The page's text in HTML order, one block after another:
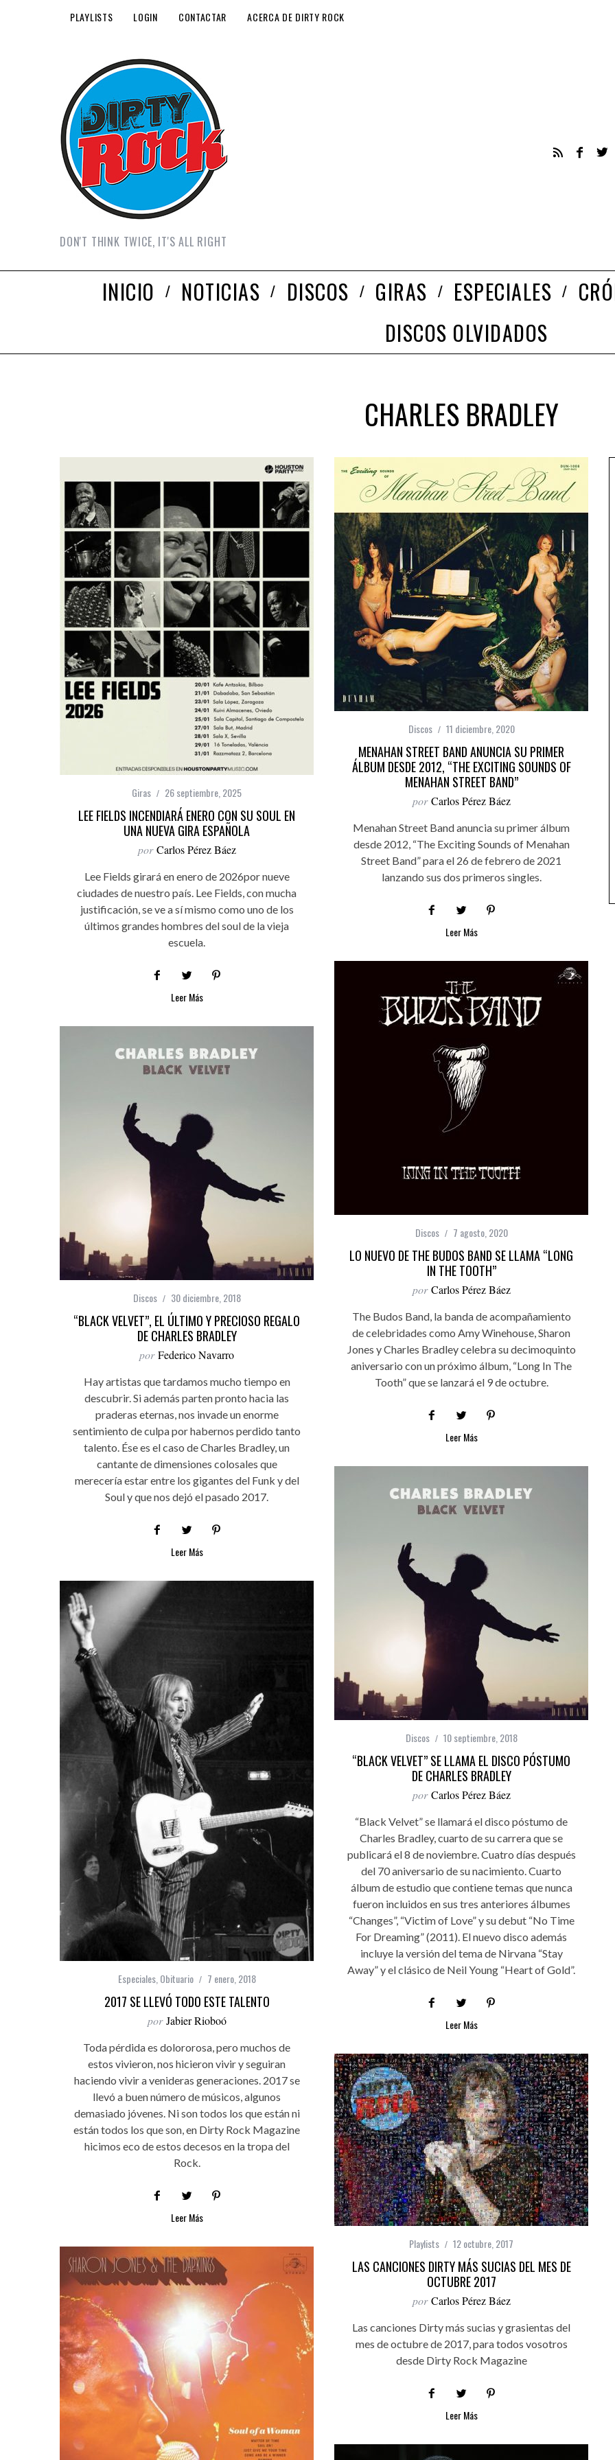
PLAYLISTS LOGIN CONTACTAR ACERCA DE DIRTY ROCK
DON'T THINK TWICE, IT'S ALL RIGHT
INICIO NOTICIAS DISCOS GIRAS ESPECIALES
DISCOS OLVIDADOS
CHARLES BRADLEY
Giras 26 septiembre, 2025
LEE FIELDS INCENDIARÁ ENERO CON SU SOUL EN
UNA NUEVA GIRA ESPAÑOLA
por Carlos Pérez Báez
Lee Fields girará en enero de 2026por nueve
ciudades de nuestro país. Lee Fields, con mucha
justificación, se ve a sí mismo como uno de los
últimos grandes hombres del soul de la vieja
escuela.
Leer Más
Discos 11 diciembre, 2020
MENAHAN STREET BAND ANUNCIA SU PRIMER
ÁLBUM DESDE 2012, “THE EXCITING SOUNDS OF
MENAHAN STREET BAND”
por Carlos Pérez Báez
Menahan Street Band anuncia su primer álbum
desde 2012, “The Exciting Sounds of Menahan
Street Band” para el 26 de febrero de 2021
lanzando sus dos primeros singles.
Leer Más
Discos 7 agosto, 2020
LO NUEVO DE THE BUDOS BAND SE LLAMA “LONG
IN THE TOOTH”
por Carlos Pérez Báez
The Budos Band, la banda de acompañamiento
de celebridades como Amy Winehouse, Sharon
Jones y Charles Bradley celebra su decimoquinto
aniversario con un próximo álbum, “Long In The
Tooth” que se lanzará el 9 de octubre.
Leer Más
Discos 30 diciembre, 2018
“BLACK VELVET”, EL ÚLTIMO Y PRECIOSO REGALO
DE CHARLES BRADLEY
por Federico Navarro
Hay artistas que tardamos mucho tiempo en
descubrir. Si además parten pronto hacia las
praderas eternas, nos invade un enorme
sentimiento de culpa por habernos perdido tanto
talento. Ése es el caso de Charles Bradley, un
cantante de dimensiones colosales que
merecería estar entre los gigantes del Funk y del
Soul y que nos dejó el pasado 2017.
Leer Más
Discos 10 septiembre, 2018
“BLACK VELVET” SE LLAMA EL DISCO PÓSTUMO
DE CHARLES BRADLEY
por Carlos Pérez Báez
“Black Velvet” se llamará el disco póstumo de
Charles Bradley, cuarto de su carrera que se
publicará el 8 de noviembre. Cuatro días después
del 70 aniversario de su nacimiento. Cuarto
álbum de estudio que contiene temas que nunca
fueron incluidos en sus tres anteriores álbumes
“Changes”, “Victim of Love” y su debut “No Time
For Dreaming” (2011). El nuevo disco además
incluye la versión del tema de Nirvana “Stay
Away” y el clásico de Neil Young “Heart of Gold”.
Leer Más
Especiales, Obituario 7 enero, 2018
2017 SE LLEVÓ TODO ESTE TALENTO
por Jabier Rioboó
Toda pérdida es dolororosa, pero muchos de
estos vivieron, nos hicieron vivir y seguiran
haciendo vivir a venideras generaciones. 2017 se
llevó a buen número de músicos, algunos
demasiado jóvenes. Ni son todos los que están ni
están todos los que son, en Dirty Rock Magazine
hicimos eco de estos decesos en la tropa del
Rock.
Leer Más
Playlists
12 octubre, 2017
LAS CANCIONES DIRTY MÁS SUCIAS DEL MES DE
OCTUBRE 2017
por Carlos Pérez Báez
Las canciones Dirty más sucias y grasientas del
mes de octubre de 2017, para todos vosotros
desde Dirty Rock Magazine
Leer Más